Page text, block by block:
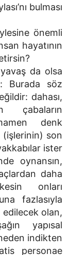
bulması
önemli
hayatının
da olsa
Burada söz
dahası,
çabaların
denk
(işlerinin) son
ister
oynansın,
daha
onları
fazlasıyla
edilecek olan,
yapısal
indikten
personae